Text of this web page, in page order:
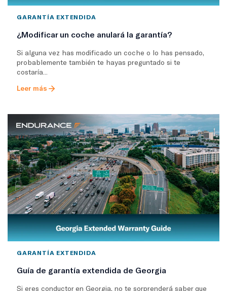
GARANTÍA EXTENDIDA
¿Modificar un coche anulará la garantía?
Si alguna vez has modificado un coche o lo has pensado,
probablemente también te hayas preguntado si te
costaría...
Leer más
GARANTÍA EXTENDIDA
Guía de garantía extendida de Georgia
Si eres conductor en Georgia, no te sorprenderá saber que